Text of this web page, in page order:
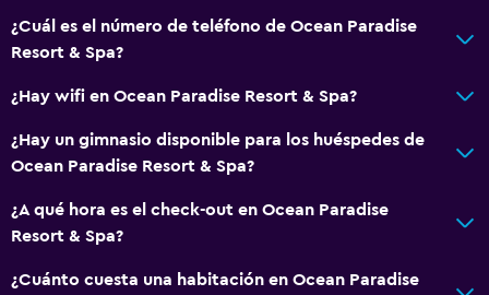
¿Cuál es el número de teléfono de Ocean Paradise
Resort & Spa?
¿Hay wifi en Ocean Paradise Resort & Spa?
¿Hay un gimnasio disponible para los huéspedes de
Ocean Paradise Resort & Spa?
¿A qué hora es el check-out en Ocean Paradise
Resort & Spa?
¿Cuánto cuesta una habitación en Ocean Paradise